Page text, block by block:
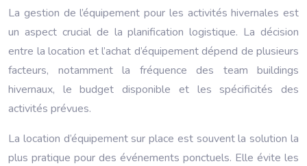
La gestion de l’équipement pour les activités hivernales est
un aspect crucial de la planification logistique. La décision
entre la location et l’achat d’équipement dépend de plusieurs
facteurs, notamment la fréquence des team buildings
hivernaux, le budget disponible et les spécificités des
activités prévues.
La location d’équipement sur place est souvent la solution la
plus pratique pour des événements ponctuels. Elle évite les